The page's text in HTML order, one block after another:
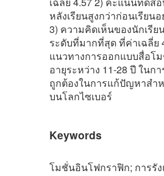
หลังเรียนสูงกว่าก่อนเรีย
3) ความคิดเห็นของนักเรี
ระดับที่มากที่สุด ที่ค่าเฉลี่ย
แนวทางการออกแบบสื่อโ
อายุระหว่าง 11-28 ปี ในก
ถูกต้องในการแก้ปัญหาสำ
บนโลกไซเบอร์
Keywords
โมชั่นอินโฟกราฟิก; การรั